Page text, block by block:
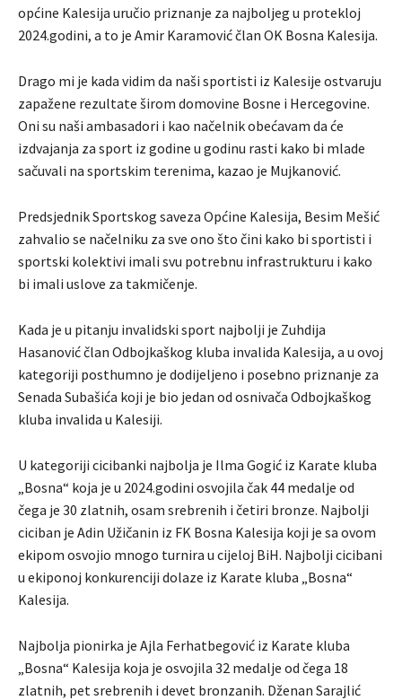
općine Kalesija uručio priznanje za najboljeg u protekloj
2024.godini, a to je Amir Karamović član OK Bosna Kalesija.
Drago mi je kada vidim da naši sportisti iz Kalesije ostvaruju
zapažene rezultate širom domovine Bosne i Hercegovine.
Oni su naši ambasadori i kao načelnik obećavam da će
izdvajanja za sport iz godine u godinu rasti kako bi mlade
sačuvali na sportskim terenima, kazao je Mujkanović.
Predsjednik Sportskog saveza Općine Kalesija, Besim Mešić
zahvalio se načelniku za sve ono što čini kako bi sportisti i
sportski kolektivi imali svu potrebnu infrastrukturu i kako
bi imali uslove za takmičenje.
Kada je u pitanju invalidski sport najbolji je Zuhdija
Hasanović član Odbojkaškog kluba invalida Kalesija, a u ovoj
kategoriji posthumno je dodijeljeno i posebno priznanje za
Senada Subašića koji je bio jedan od osnivača Odbojkaškog
kluba invalida u Kalesiji.
U kategoriji cicibanki najbolja je Ilma Gogić iz Karate kluba
„Bosna“ koja je u 2024.godini osvojila čak 44 medalje od
čega je 30 zlatnih, osam srebrenih i četiri bronze. Najbolji
ciciban je Adin Užičanin iz FK Bosna Kalesija koji je sa ovom
ekipom osvojio mnogo turnira u cijeloj BiH. Najbolji cicibani
u ekiponoj konkurenciji dolaze iz Karate kluba „Bosna“
Kalesija.
Najbolja pionirka je Ajla Ferhatbegović iz Karate kluba
„Bosna“ Kalesija koja je osvojila 32 medalje od čega 18
zlatnih, pet srebrenih i devet bronzanih. Dženan Sarajlić